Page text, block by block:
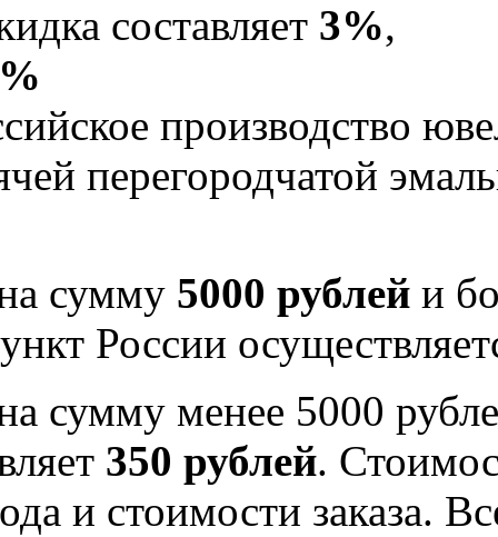
составляет 3%,
производство
перегородчатой
сумму 5000 рублей и
России
сумму менее 5000
350 рублей.
и стоимости заказа.